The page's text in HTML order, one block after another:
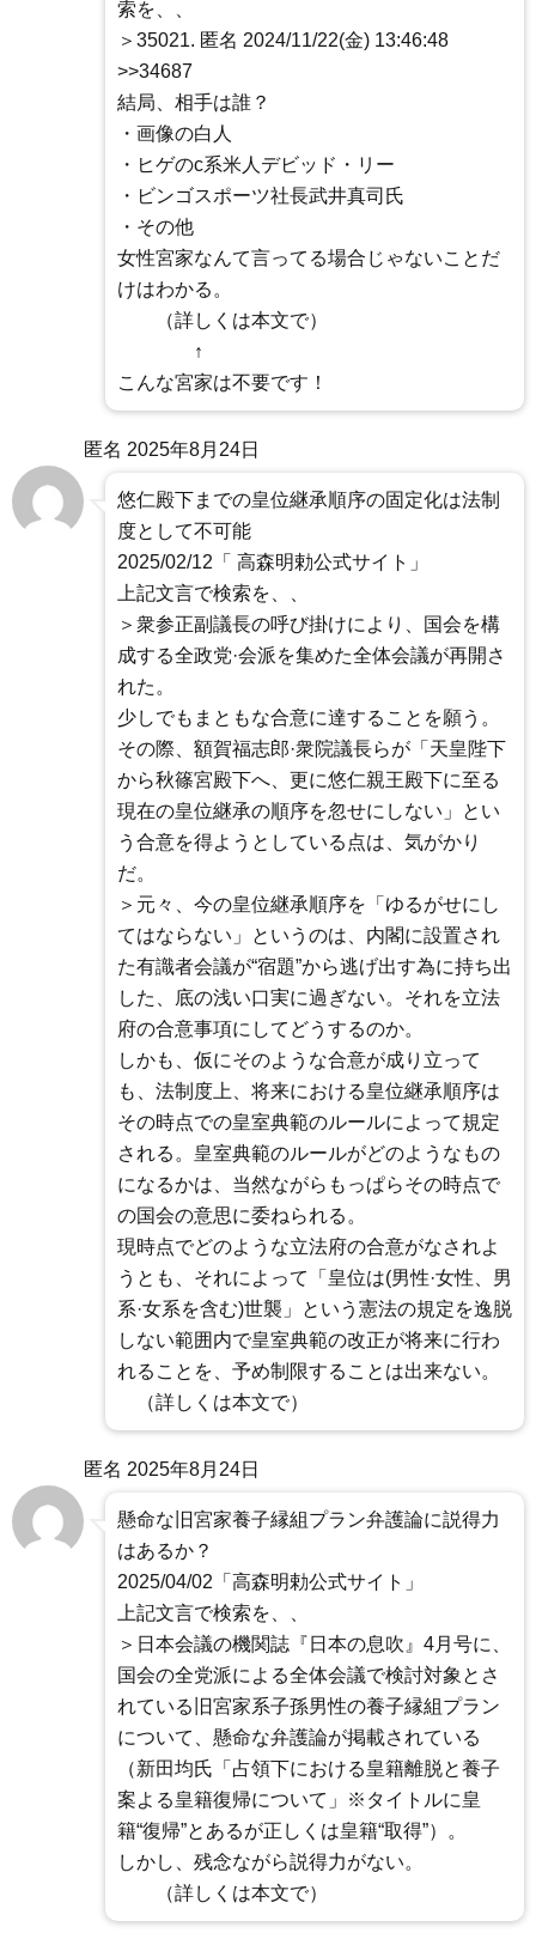
索を、、
＞35021. 匿名 2024/11/22(金) 13:46:48
>>34687
結局、相手は誰？
・画像の白人
・ヒゲのc系米人デビッド・リー
・ビンゴスポーツ社長武井真司氏
・その他
女性宮家なんて言ってる場合じゃないことだ
けはわかる。
（詳しくは本文で）
↑
こんな宮家は不要です！
匿名 2025年8月24日
悠仁殿下までの皇位継承順序の固定化は法制
度として不可能
2025/02/12「 高森明勅公式サイト」
上記文言で検索を、、
＞衆参正副議長の呼び掛けにより、国会を構
成する全政党·会派を集めた全体会議が再開さ
れた。
少しでもまともな合意に達することを願う。
その際、額賀福志郎·衆院議長らが「天皇陛下
から秋篠宮殿下へ、更に悠仁親王殿下に至る
現在の皇位継承の順序を忽せにしない」とい
う合意を得ようとしている点は、気がかり
だ。
＞元々、今の皇位継承順序を「ゆるがせにし
てはならない」というのは、内閣に設置され
た有識者会議が“宿題”から逃げ出す為に持ち出
した、底の浅い口実に過ぎない。それを立法
府の合意事項にしてどうするのか。
しかも、仮にそのような合意が成り立って
も、法制度上、将来における皇位継承順序は
その時点での皇室典範のルールによって規定
される。皇室典範のルールがどのようなもの
になるかは、当然ながらもっぱらその時点で
の国会の意思に委ねられる。
現時点でどのような立法府の合意がなされよ
うとも、それによって「皇位は(男性·女性、男
系·女系を含む)世襲」という憲法の規定を逸脱
しない範囲内で皇室典範の改正が将来に行わ
れることを、予め制限することは出来ない。
（詳しくは本文で）
匿名 2025年8月24日
懸命な旧宮家養子縁組プラン弁護論に説得力
はあるか？
2025/04/02「高森明勅公式サイト」
上記文言で検索を、、
＞日本会議の機関誌『日本の息吹』4月号に、
国会の全党派による全体会議で検討対象とさ
れている旧宮家系子孫男性の養子縁組プラン
について、懸命な弁護論が掲載されている
（新田均氏「占領下における皇籍離脱と養子
案よる皇籍復帰について」※タイトルに皇
籍“復帰”とあるが正しくは皇籍“取得”）。
しかし、残念ながら説得力がない。
（詳しくは本文で）